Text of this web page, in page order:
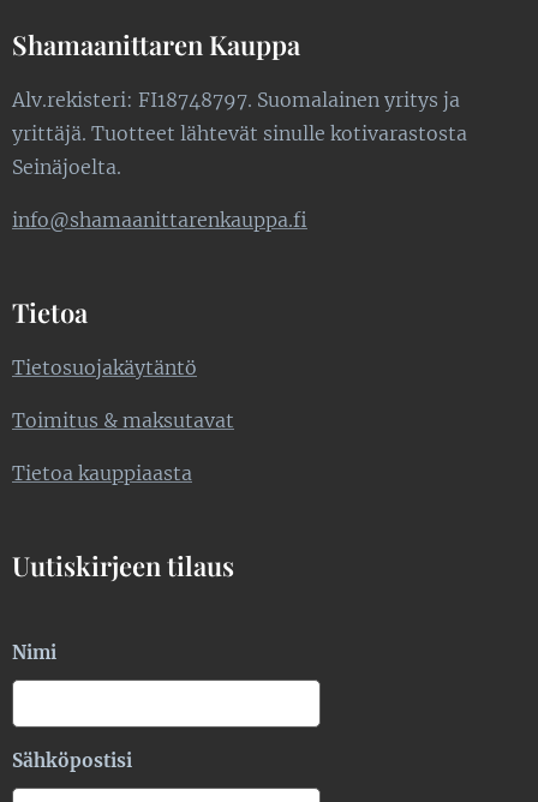
Shamaanittaren Kauppa
Alv.rekisteri: FI18748797. Suomalainen yritys ja
yrittäjä. Tuotteet lähtevät sinulle kotivarastosta
Seinäjoelta.
info@shamaanittarenkauppa.fi
Tietoa
Tietosuojakäytäntö
Toimitus & maksutavat
Tietoa kauppiaasta
Uutiskirjeen tilaus
Nimi
Sähköpostisi